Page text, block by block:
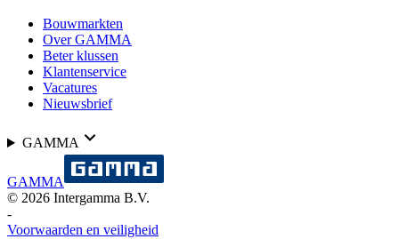
Bouwmarkten
Over GAMMA
Beter klussen
Klantenservice
Vacatures
Nieuwsbrief
GAMMA
GAMMA
© 2026 Intergamma B.V.
-
Voorwaarden en veiligheid